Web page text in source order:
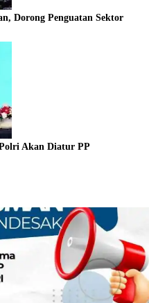
Dorong Penguatan Sektor
Akan Diatur PP